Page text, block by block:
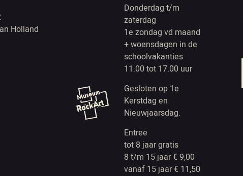
Holland
Donderdag t/m
zaterdag
1e zondag vd maand
+ woensdagen in de
schoolvakanties
11.00 tot 17.00 uur
Gesloten op 1e
Kerstdag en
Nieuwjaarsdag.
Entree
tot 8 jaar gratis
8 t/m 15 jaar € 9,00
vanaf 15 jaar € 11,50